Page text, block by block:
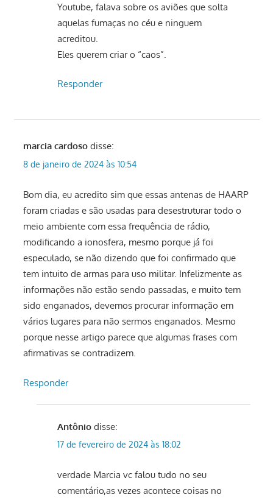
Youtube, falava sobre os aviões que solta
aquelas fumaças no céu e ninguem
acreditou.
Eles querem criar o “caos”.
Responder
marcia cardoso disse:
8 de janeiro de 2024 às 10:54
Bom dia, eu acredito sim que essas antenas de HAARP
foram criadas e são usadas para desestruturar todo o
meio ambiente com essa frequência de rádio,
modificando a ionosfera, mesmo porque já foi
especulado, se não dizendo que foi confirmado que
tem intuito de armas para uso militar. Infelizmente as
informações não estão sendo passadas, e muito tem
sido enganados, devemos procurar informação em
vários lugares para não sermos enganados. Mesmo
porque nesse artigo parece que algumas frases com
afirmativas se contradizem.
Responder
Antônio disse:
17 de fevereiro de 2024 às 18:02
verdade Marcia vc falou tudo no seu
comentário,as vezes acontece coisas no